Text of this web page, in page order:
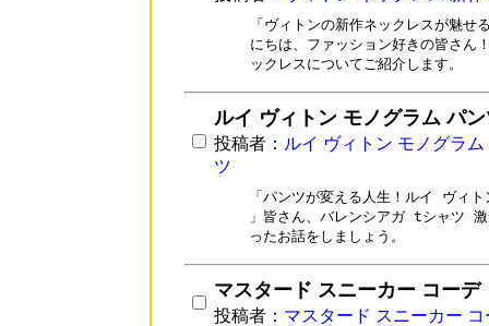
「ヴィトンの新作ネックレスが魅せ
にちは、ファッション好きの皆さん
ックレスについてご紹介します。
ルイ ヴィトン モノグラム パ
投稿者： ルイ ヴィトン モノグラム
ツ
「パンツが変える人生！ルイ ヴィ
」皆さん、バレンシアガ tシャツ
ったお話をしましょう。
マスタード スニーカー コーデ
投稿者： マスタード スニーカー コ